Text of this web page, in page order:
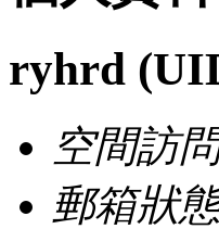
ryhrd
空間訪
郵箱狀